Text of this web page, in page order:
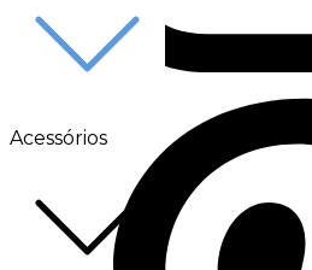
Acessórios